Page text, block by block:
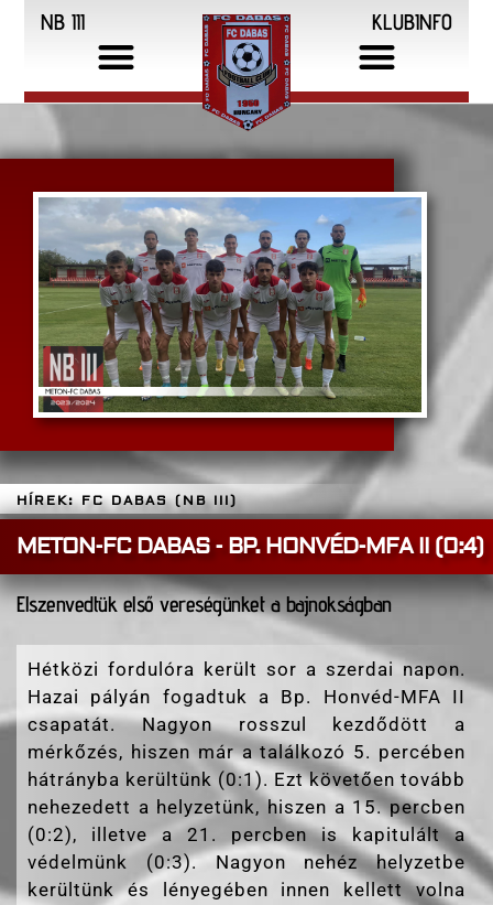
NB III KLUBINFO
HÍREK: FC DABAS (NB III)
METON-FC DABAS - BP. HONVÉD-MFA II (0:4)
Elszenvedtük első vereségünket a bajnokságban
Hétközi fordulóra került sor a szerdai napon.
Hazai pályán fogadtuk a Bp. Honvéd-MFA II
csapatát. Nagyon rosszul kezdődött a
mérkőzés, hiszen már a találkozó 5. percében
hátrányba kerültünk (0:1). Ezt követően tovább
nehezedett a helyzetünk, hiszen a 15. percben
(0:2), illetve a 21. percben is kapitulált a
védelmünk (0:3). Nagyon nehéz helyzetbe
kerültünk és lényegében innen kellett volna